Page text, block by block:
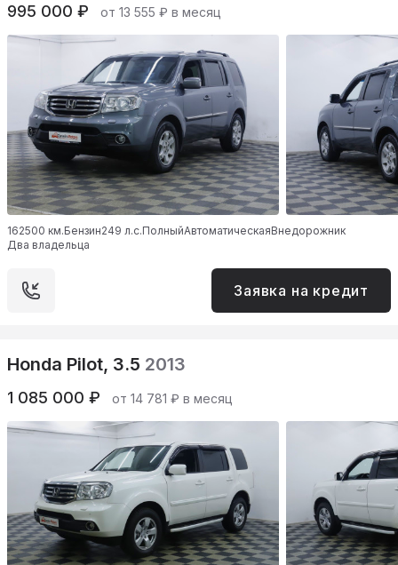
995 000 ₽ от 13 555 ₽ в месяц
162500 км.Бензин249 л.с.ПолныйАвтоматическаяВнедорожник
Два владельца
Заявка на кредит
Honda Pilot, 3.5 2013
1 085 000 ₽ от 14 781 ₽ в месяц